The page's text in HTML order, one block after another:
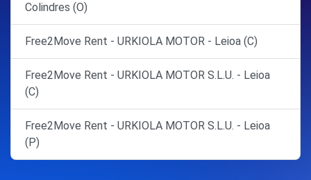
Colindres (O)
Free2Move Rent - URKIOLA MOTOR - Leioa (C)
Free2Move Rent - URKIOLA MOTOR S.L.U. - Leioa
(C)
Free2Move Rent - URKIOLA MOTOR S.L.U. - Leioa
(P)